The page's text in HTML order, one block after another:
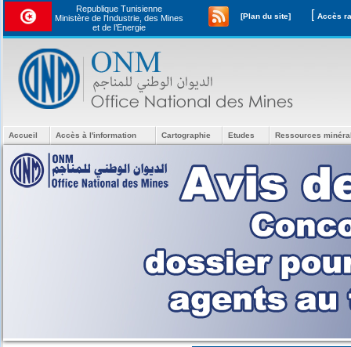
Republique Tunisienne
Ministère de l'Industrie, des Mines
et de l’Energie
[Plan du site] [
Accueil Accès à l'information Cartographie Etudes Ressources